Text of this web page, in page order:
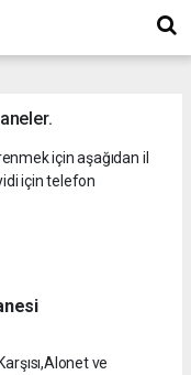
için aşağıdan il
için telefon
ve